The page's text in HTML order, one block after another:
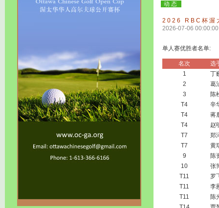
动态
2026 RBC杯渥
2026-07-06 00:00:00
单人赛优胜者名单:
名次
选
1
丁
2
葛
3
陈
T4
辛
T4
蒋
T4
赵
T7
郑
T7
黄
9
陈
10
张
T11
罗
T11
李
T11
陈